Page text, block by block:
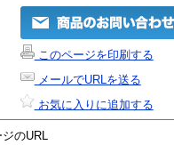
このページを印刷する
メールでURLを送る
お気に入りに追加する
のURL